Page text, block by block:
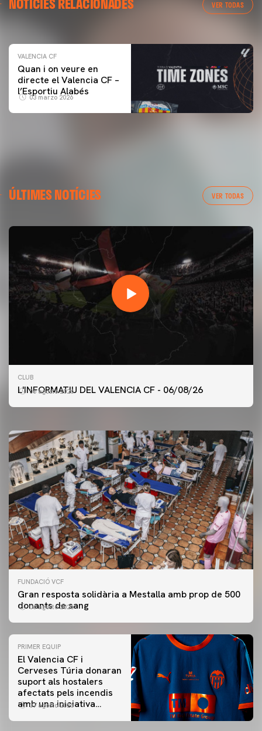
VER TODAS
ENTRENAMENT DEL VALENCIA CF 04/03/26
VALENCIA CF
Quan i on veure en
directe el Valencia CF –
l’Esportiu Alabés
03 marzo 2026
ÚLTIMES NOTÍCIES VER TODAS
CLUB
L'INFORMATIU DEL VALENCIA CF - 06/08/26
06 agosto 2026
PRIMER EQUIP
ENTRENAMENT DEL VALENCIA CF 6/8/2026
FUNDACIÓ VCF
Gran resposta solidària a Mestalla amb prop de 500
donants de sang
06 agosto 2026
PRIMER EQUIP
El Valencia CF i
Cerveses Túria donaran
suport als hostalers
afectats pels incendis
amb una iniciativa
07 agosto 2026